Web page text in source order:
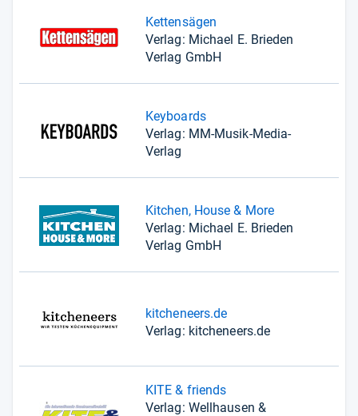
Kettensägen
Verlag: Michael E. Brieden
Verlag GmbH
Keyboards
Verlag: MM-Musik-Media-
Verlag
Kitchen, House & More
Verlag: Michael E. Brieden
Verlag GmbH
kitcheneers.de
Verlag: kitcheneers.de
KITE & friends
Verlag: Wellhausen &